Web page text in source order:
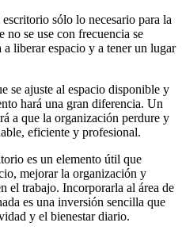
sólo lo necesario para la
no se use con frecuencia se
liberar espacio y a tener un lugar
se ajuste al espacio disponible y
hará una gran diferencia. Un
a que la organización perdure y
eficiente y profesional.
es un elemento útil que
mejorar la organización y
el trabajo. Incorporarla al área de
es una inversión sencilla que
y el bienestar diario.